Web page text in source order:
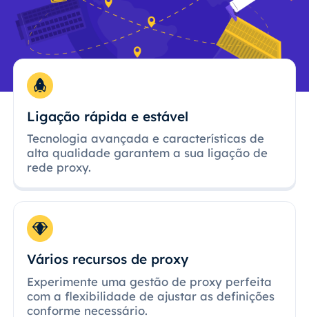
Ligação rápida e estável
Tecnologia avançada e características de
alta qualidade garantem a sua ligação de
rede proxy.
Vários recursos de proxy
Experimente uma gestão de proxy perfeita
com a flexibilidade de ajustar as definições
conforme necessário.